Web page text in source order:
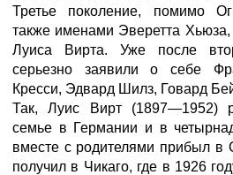
Третье поколение, помимо
также именами Эверетта
Луиса Вирта. Уже после
серьезно заявили о себе
Кресси, Эдвард Шилз, Говард
Так, Луис Вирт (1897—1952)
семье в Германии и в
вместе с родителями прибыл
получил в Чикаго, где в 1926